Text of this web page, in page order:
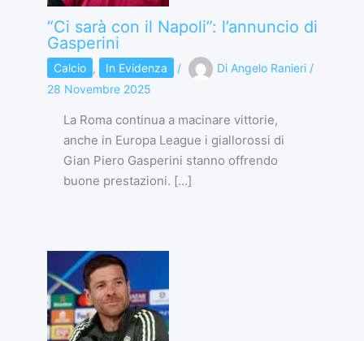
“Ci sarà con il Napoli”: l’annuncio di
Gasperini
Calcio , In Evidenza / Di Angelo Ranieri /
28 Novembre 2025
La Roma continua a macinare vittorie,
anche in Europa League i giallorossi di
Gian Piero Gasperini stanno offrendo
buone prestazioni. […]